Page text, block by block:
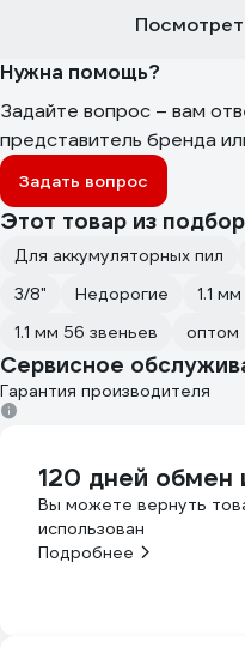
Нужна помощь?
Задайте вопрос – вам
представитель бренда
Задать вопрос
Этот товар из
Для аккумуляторных пил
3/8"
Недорогие 1.1 мм
1.1 мм 56 звеньев
оптом
Сервисное
Гарантия производителя
120 дней обмен
Вы можете вернуть
использован
Подробнее